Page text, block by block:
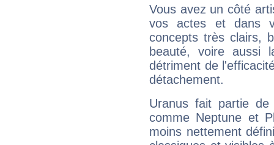
Vous avez un côté
vos actes et dans
concepts très clairs,
beauté, voire aussi
détriment de
détachement.
Uranus fait partie
comme Neptune et
moins nettement